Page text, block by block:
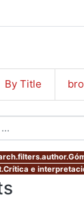
By Title
e